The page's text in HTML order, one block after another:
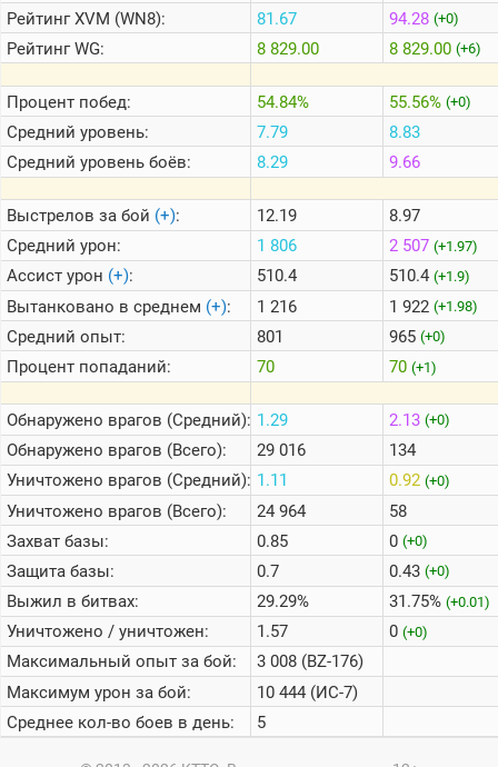
РейтингXVM (WN8):
РейтингWG:
Процент побед:
Средний уровень:
Средний уровень боёв:
Выстрелов за бой (+):
Средний урон:
Ассист урон (+):
Вытанковано в среднем (+):
Средний опыт:
Процент попаданий:
Обнаружено врагов (Средний):
Обнаружено врагов (Всего):
Уничтожено врагов (Средний):
Уничтожено врагов (Всего):
Захват базы:
Защита базы:
Выжил в битвах:
Уничтожено / уничтожен:
Максимальный опыт за бой:
Максимум урон за бой:
Среднее кол-во боев в день:
81.67
8 829.00
54.84%
7.79
8.29
12.19
1 806
510.4
1 216
801
70
1.29
29 016
1.11
24 964
0.85
0.7
29.29%
1.57
3 008 (BZ-176)
10 444 (ИС-7)
5
94.28 (+0)
8 829.00 (+6)
55.56% (+0)
8.83
9.66
8.97
2 507 (+1.97)
510.4 (+1.9)
1 922 (+1.98)
965 (+0)
70 (+1)
2.13 (+0)
134
0.92 (+0)
58
0 (+0)
0.43 (+0)
31.75% (+0.01)
0 (+0)